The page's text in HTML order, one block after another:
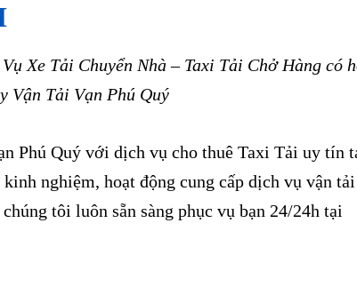
Xe Tải Chuyển Nhà – Taxi Tải Chở Hàng có
Vận Tải Vạn Phú Quý
Phú Quý với dịch vụ cho thuê Taxi Tải uy tín
nghiệm, hoạt động cung cấp dịch vụ vận tải
tôi luôn sẵn sàng phục vụ bạn 24/24h tại